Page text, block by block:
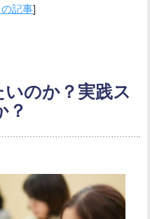
記事]
のか？実践ス
？